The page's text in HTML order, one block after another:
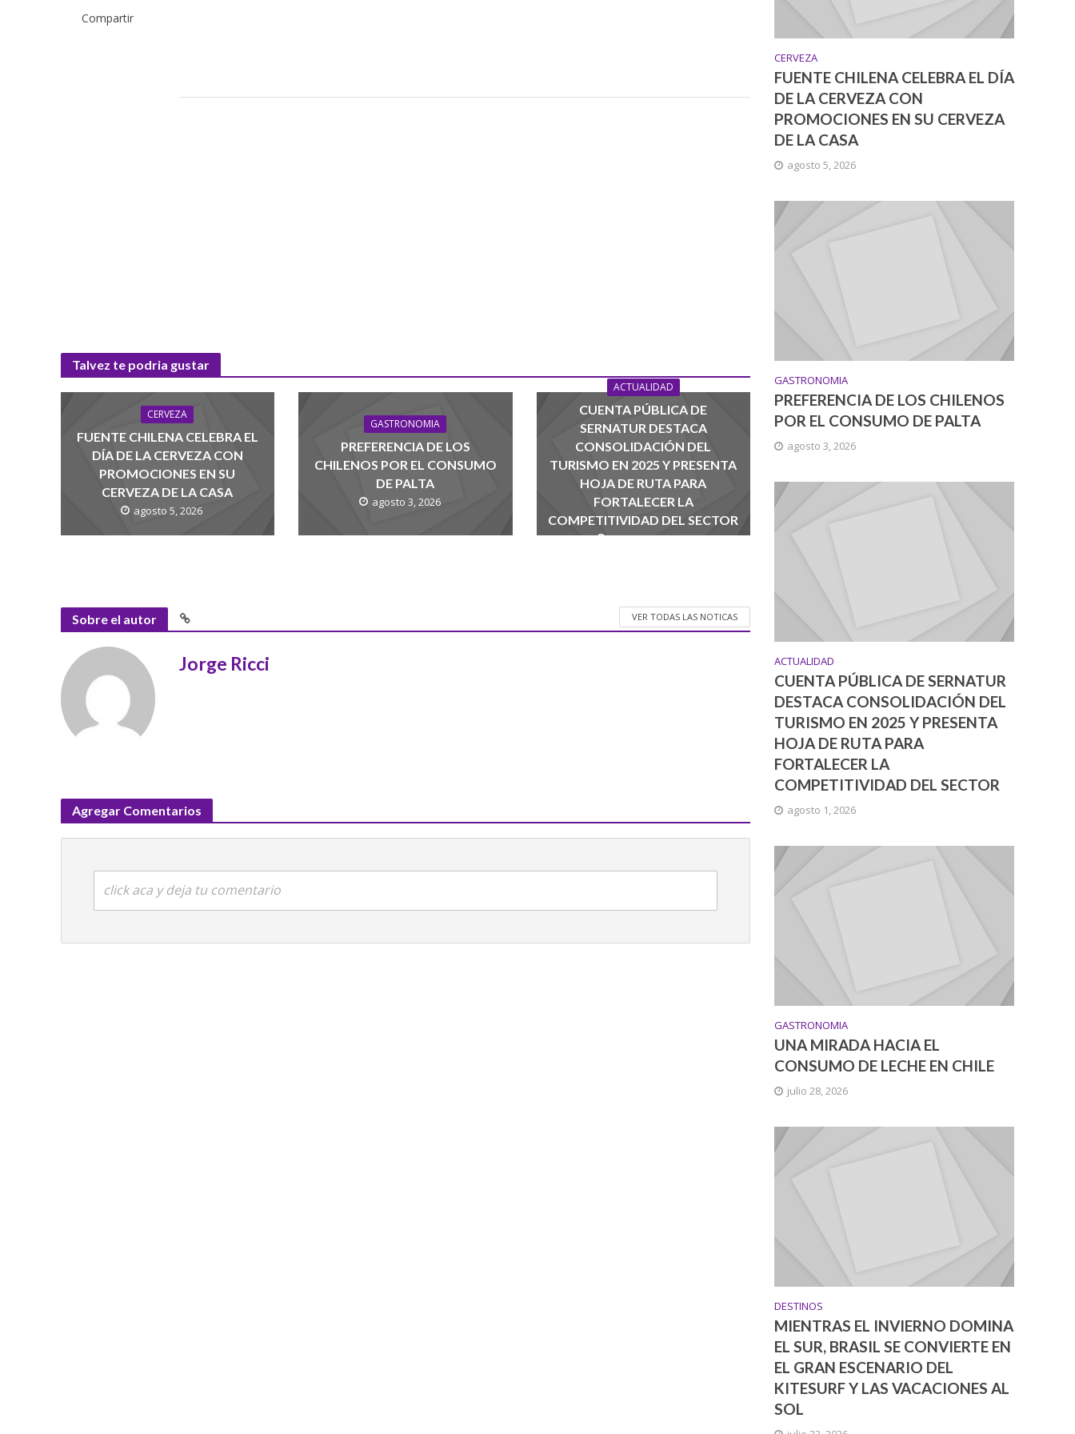
Compartir
Talvez te podria gustar
CERVEZA
FUENTE CHILENA CELEBRA EL
DÍA DE LA CERVEZA CON
PROMOCIONES EN SU
CERVEZA DE LA CASA
agosto 5, 2026
GASTRONOMIA
PREFERENCIA DE LOS
CHILENOS POR EL CONSUMO
DE PALTA
agosto 3, 2026
ACTUALIDAD
CUENTA PÚBLICA DE
SERNATUR DESTACA
CONSOLIDACIÓN DEL
TURISMO EN 2025 Y PRESENTA
HOJA DE RUTA PARA
FORTALECER LA
COMPETITIVIDAD DEL SECTOR
agosto 1, 2026
Sobre el autor VER TODAS LAS NOTICAS
Jorge Ricci
Agregar Comentarios
click aca y deja tu comentario
CERVEZA
FUENTE CHILENA CELEBRA EL DÍA
DE LA CERVEZA CON
PROMOCIONES EN SU CERVEZA
DE LA CASA
agosto 5, 2026
GASTRONOMIA
PREFERENCIA DE LOS CHILENOS
POR EL CONSUMO DE PALTA
agosto 3, 2026
ACTUALIDAD
CUENTA PÚBLICA DE SERNATUR
DESTACA CONSOLIDACIÓN DEL
TURISMO EN 2025 Y PRESENTA
HOJA DE RUTA PARA
FORTALECER LA
COMPETITIVIDAD DEL SECTOR
agosto 1, 2026
GASTRONOMIA
UNA MIRADA HACIA EL
CONSUMO DE LECHE EN CHILE
julio 28, 2026
DESTINOS
MIENTRAS EL INVIERNO DOMINA
EL SUR, BRASIL SE CONVIERTE EN
EL GRAN ESCENARIO DEL
KITESURF Y LAS VACACIONES AL
SOL